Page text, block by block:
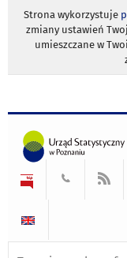
Strona wykorzystuje
zmiany ustawień
umieszczane w